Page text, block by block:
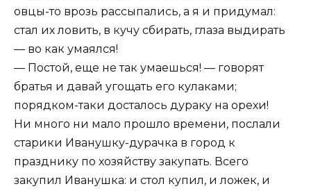
овцы-то врозь рассыпались, а я и придумал:
стал их ловить, в кучу сбирать, глаза выдирать
— во как умаялся!
— Постой, еще не так умаешься! — говорят
братья и давай угощать его кулаками;
порядком-таки досталось дураку на орехи!
Ни много ни мало прошло времени, послали
старики Иванушку-дурачка в город к
празднику по хозяйству закупать. Всего
закупил Иванушка: и стол купил, и ложек, и